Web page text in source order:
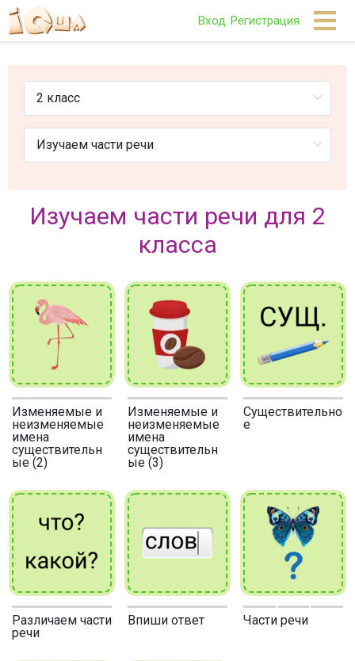
Вход Регистрация
Изучаем части речи для 2
класса
Изменяемые и
неизменяемые
имена
существительн
ые (2)
Изменяемые и
неизменяемые
имена
существительн
ые (3)
Существительно
е
Различаем части
речи
Впиши ответ Части речи